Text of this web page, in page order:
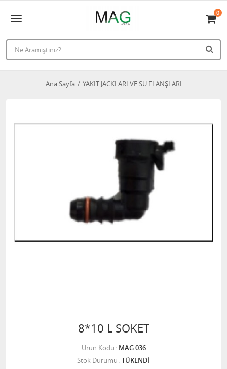
0
Ana Sayfa YAKIT JACKLARI VE SU FLANŞLARI
8*10 L SOKET
Ürün Kodu MAG 036
Stok Durumu TÜKENDİ